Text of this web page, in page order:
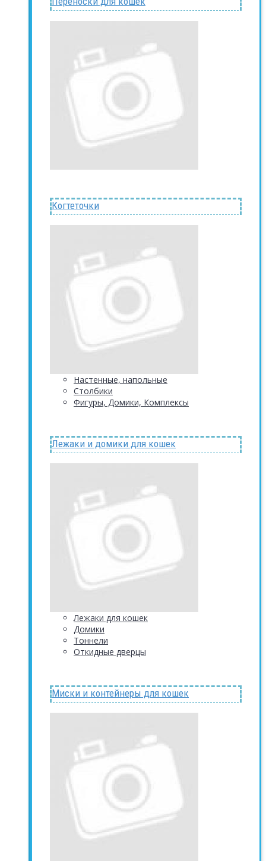
Когтеточки
Настенные, напольные
Столбики
Фигуры, Домики, Комплексы
Лежаки и домики для кошек
Лежаки для кошек
Домики
Тоннели
Откидные дверцы
Миски и контейнеры для кошек